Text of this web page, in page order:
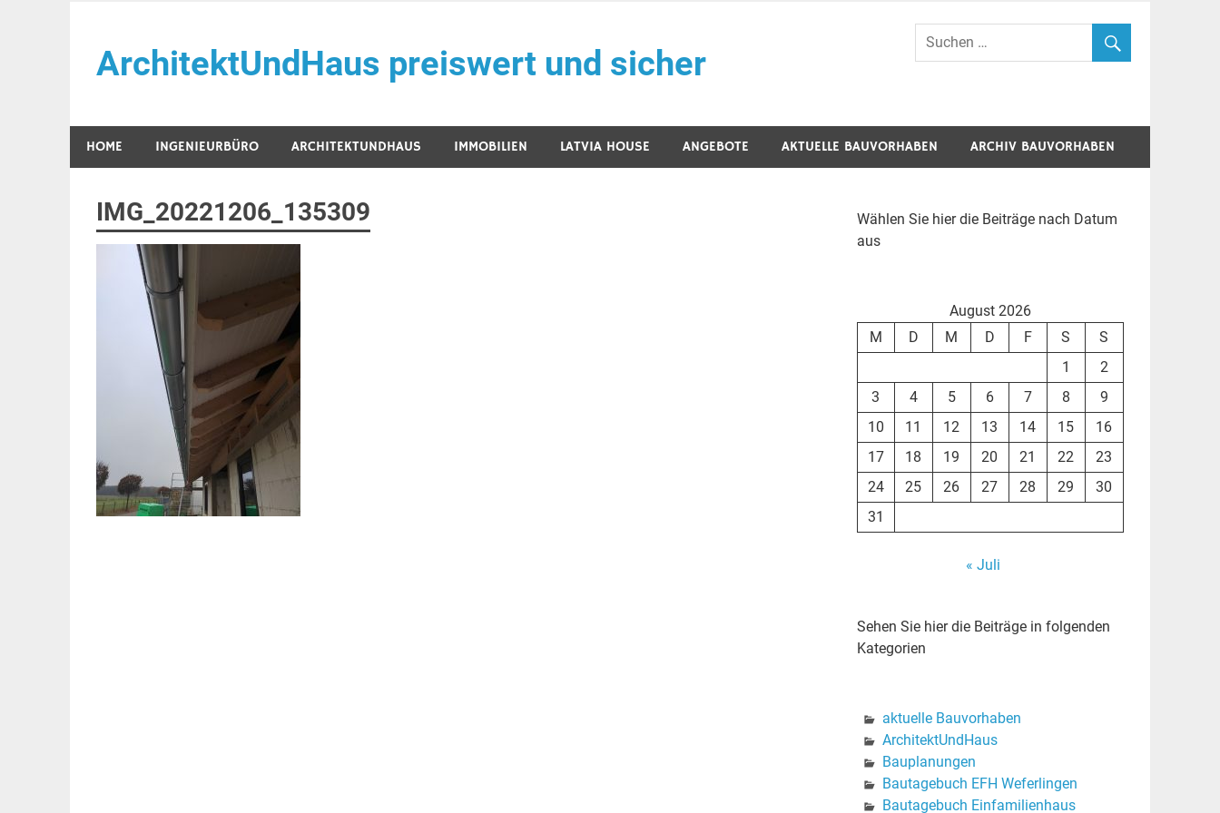
springen
ArchitektUndHaus preiswert und sicher
HOME INGENIEURBÜRO ARCHITEKTUNDHAUS IMMOBILIEN LATVIA HOUSE ANGEBOTE AKTUELLE BAUVORHABEN ARCHIV BAUVORHABEN
IMG_20221206_135309
Wählen Sie hier die Beiträge nach Datum
aus
August 2026
M
D M D F S
S
1
2
3
4 5 6 7 8
9
10
11 12 13 14 15
16
17
18 19 20 21 22
23
24
25 26 27 28 29
30
31
« Juli
Sehen Sie hier die Beiträge in folgenden
Kategorien
aktuelle Bauvorhaben
ArchitektUndHaus
Bauplanungen
Bautagebuch EFH Weferlingen
Bautagebuch Einfamilienhaus